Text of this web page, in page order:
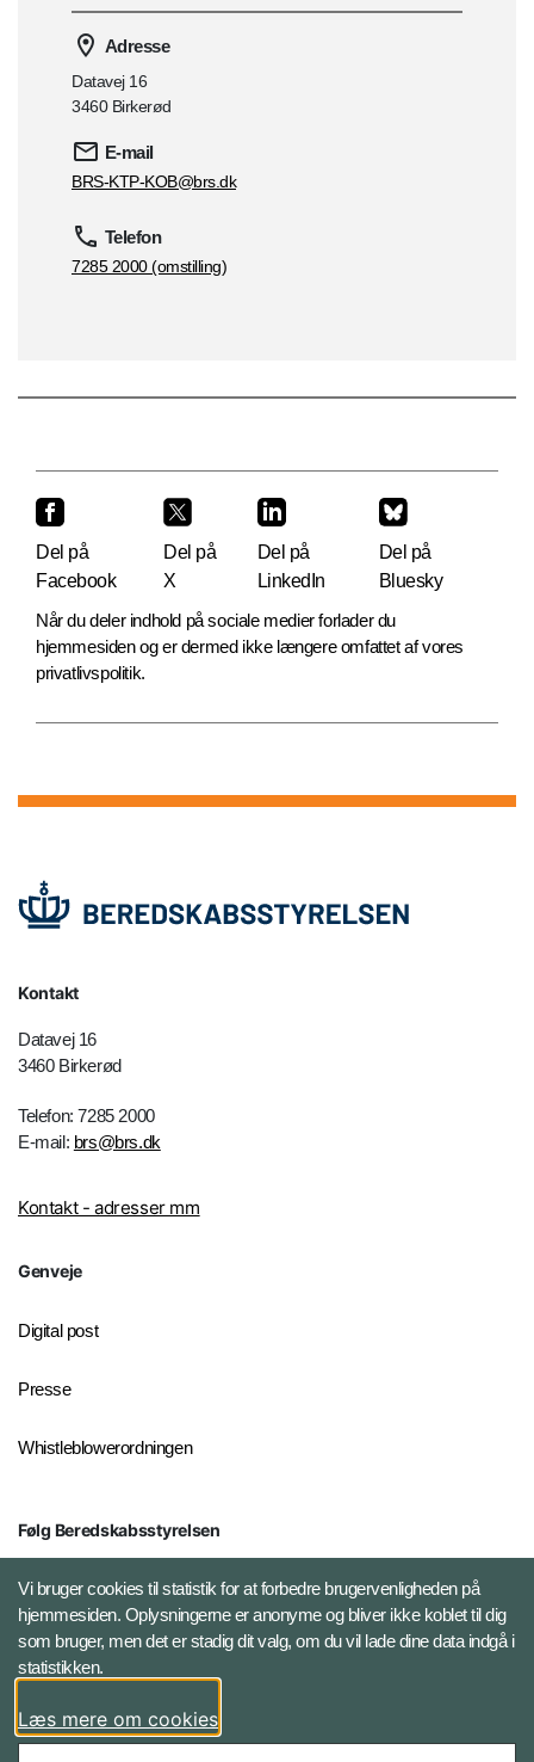
Adresse
Datavej 16
3460 Birkerød
E-mail
BRS-KTP-KOB@brs.dk
Telefon
7285 2000 (omstilling)
Del på
Facebook
Del på
X
Del på
LinkedIn
Del på
Bluesky
Når du deler indhold på sociale medier forlader du
hjemmesiden og er dermed ikke længere omfattet af vores
privatlivspolitik.
Kontakt
Datavej 16
3460 Birkerød
Telefon: 7285 2000
E-mail: brs@brs.dk
Kontakt - adresser mm
Genveje
Digital post
Presse
Whistleblowerordningen
Følg Beredskabsstyrelsen
X BRSdk
LinkedIn BRS-profil
Vi bruger cookies til statistik for at forbedre brugervenligheden på
hjemmesiden. Oplysningerne er anonyme og bliver ikke koblet til dig
som bruger, men det er stadig dit valg, om du vil lade dine data indgå i
statistikken.
Læs mere om cookies